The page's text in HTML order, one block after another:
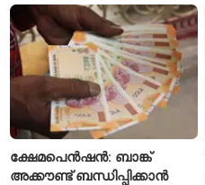
ഒഴിവായി
ക്ഷേമപെൻഷൻ: ബാങ്ക്
അക്കൗണ്ട് ബന്ധിപ്പിക്കാൻ